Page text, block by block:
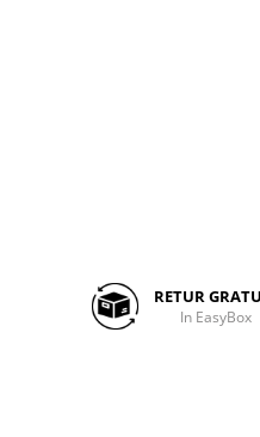
RETUR
In EasyBox